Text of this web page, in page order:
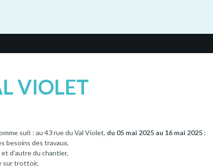
VIOLET
suit : au 43 rue du Val Violet, du 05 mai 2025 au 16 mai 2025 :
besoins des travaux,
d’autre du chantier,
sur trottoir,